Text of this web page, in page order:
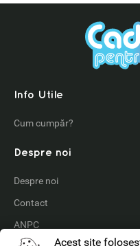
Info Utile
Cum cumpăr?
Despre noi
Despre noi
Contact
ANPC
Acest site